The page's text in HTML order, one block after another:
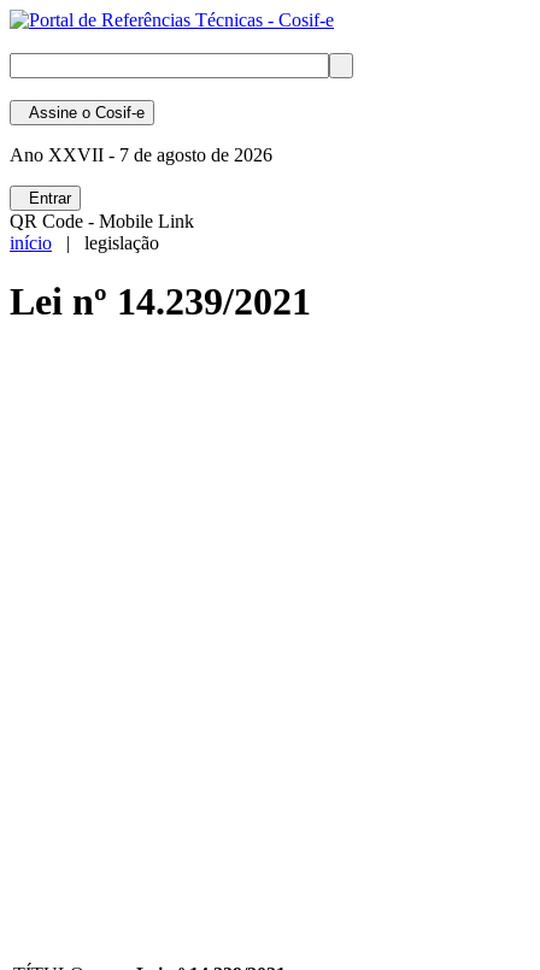
Assine o Cosif-e
Ano XXVII - 7 de agosto de 2026
Entrar
QR Code - Mobile Link
início | legislação
Lei nº 14.239/2021